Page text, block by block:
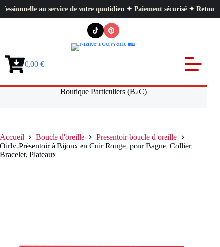
au service de votre quotidien ✦ Paiement sécurisé ✦ Retours
Panier0,00 €
Boutique Particuliers (B2C)
Accueil Boucle d'oreille
Presentoir boucle d oreille
Oirlv-Présentoir à Bijoux en Cuir Rouge, pour Bague, Collier,
Bracelet, Plateaux